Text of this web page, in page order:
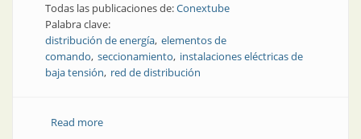
Todas las publicaciones de:Conextube
Palabra clave:
distribución de energía elementos de
comando seccionamiento instalaciones eléctricas de
baja tensión red de distribución
Read moreabout Seguridad y continuidad de servicio en redes